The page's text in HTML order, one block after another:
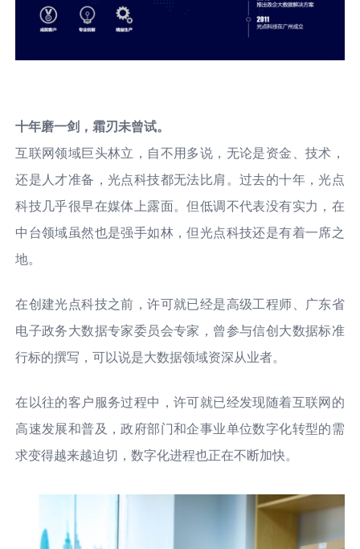
十年磨一剑，霜刃未曾试。
互联网领域巨头林立，自不用多说，无论是资金、技术，
还是人才准备，光点科技都无法比肩。过去的十年，光点
科技几乎很早在媒体上露面。但低调不代表没有实力，在
中台领域虽然也是强手如林，但光点科技还是有着一席之
地。
在创建光点科技之前，许可就已经是高级工程师、广东省
电子政务大数据专家委员会专家，曾参与信创大数据标准
行标的撰写，可以说是大数据领域资深从业者。
在以往的客户服务过程中，许可就已经发现随着互联网的
高速发展和普及，政府部门和企事业单位数字化转型的需
求变得越来越迫切，数字化进程也正在不断加快。